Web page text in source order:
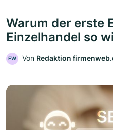
Warum der erste
Einzelhandel so
FW Von Redaktion